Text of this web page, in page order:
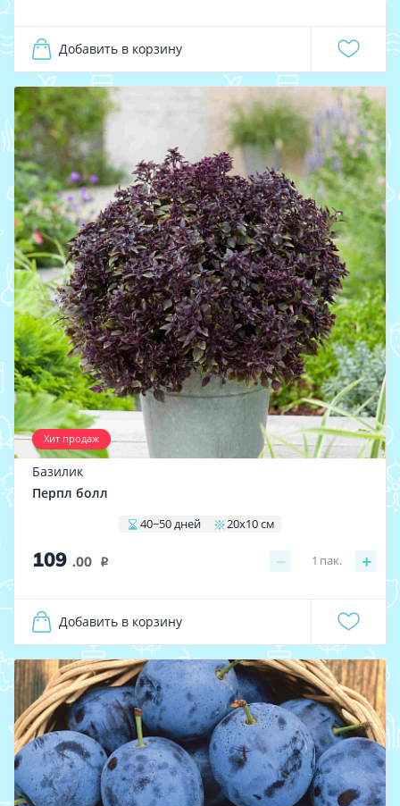
Добавить в корзину
Хит продаж
Базилик
Перпл болл
40−50 дней 20х10 см
109 .00 i − +
1 пак.
Добавить в корзину